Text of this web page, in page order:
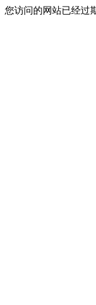
您访问的网站已经过